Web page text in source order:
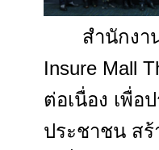
สำนักงาน
Insure Mall
ต่อเนื่อง เพื่อ
ประชาชน ส